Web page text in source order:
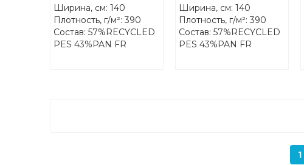
покрытием FR-One
Darkness 10-Earth
Ширина, см: 140
Плотность, г/м²: 390
Состав: 57%RECYCLED
PES 43%PAN FR
покрытием FR-One
Darkness 11-Beaver
Ширина, см: 140
Плотность, г/м²: 390
Состав: 57%RECYCLED
PES 43%PAN FR
1